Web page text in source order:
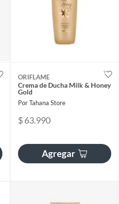
ORIFLAME
Crema de Ducha Milk & Honey
Gold
Por Tahana Store
$ 63.990
Agregar